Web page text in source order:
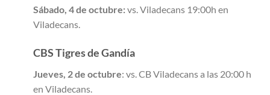
Sábado, 4 de octubre:vs. Viladecans 19:00h en
Viladecans.
CBS Tigres de Gandía
Jueves, 2 de octubre: vs. CB Viladecans a las 20:00 h
en Viladecans